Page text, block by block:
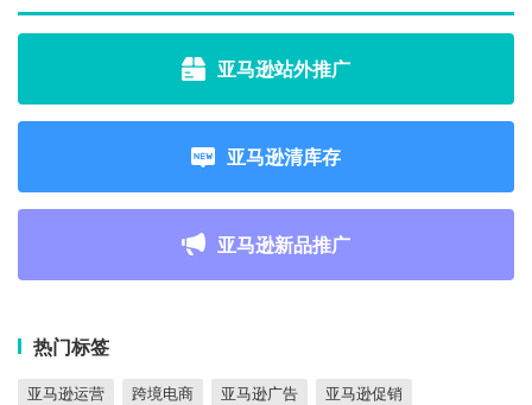
亚马逊站外推广
亚马逊清库存
亚马逊新品推广
热门标签
亚马逊运营 跨境电商 亚马逊广告
亚马逊促销